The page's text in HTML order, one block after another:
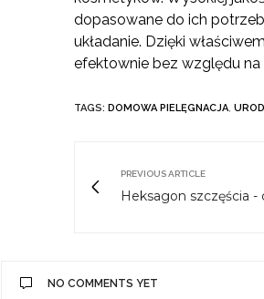
dopasowane do ich
układanie. Dzięki
efektownie bez względu
TAGS: DOMOWA PIELĘGNACJA,
PREVIOUS ARTICLE
Heksagon szczęścia
NO COMMENTS YET